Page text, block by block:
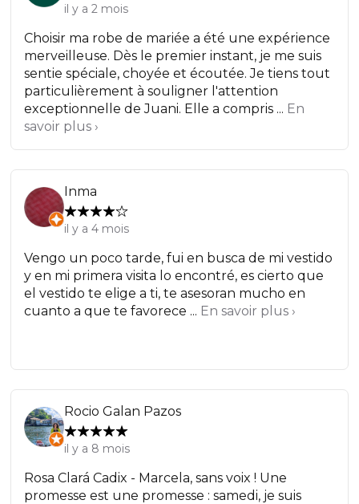
il y a 2 mois
Choisir ma robe de mariée a été une expérience
merveilleuse. Dès le premier instant, je me suis
sentie spéciale, choyée et écoutée. Je tiens tout
particulièrement à souligner l'attention
exceptionnelle de Juani. Elle a compris ... En
savoir plus ›
Inma
il y a 4 mois
Vengo un poco tarde, fui en busca de mi vestido
y en mi primera visita lo encontré, es cierto que
el vestido te elige a ti, te asesoran mucho en
cuanto a que te favorece ... En savoir plus ›
Rocio Galan Pazos
il y a 8 mois
Rosa Clará Cadix - Marcela, sans voix ! Une
promesse est une promesse : samedi, je suis